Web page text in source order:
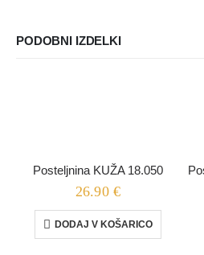
PODOBNI IZDELKI
Posteljnina KUŽA 18.050
26.90 €
DODAJ V KOŠARICO